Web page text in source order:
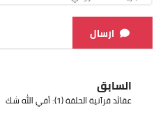
ارسال
السابق
عقائد قرآنية الحلقة (1): أفي الله شك